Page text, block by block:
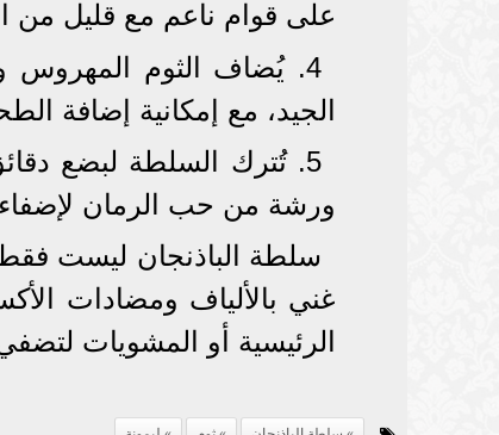
على قوام ناعم مع قليل من
4. يُضاف الثوم المهروس
الجيد، مع إمكانية إضافة
5. تُترك السلطة لبضع
ورشة من حب الرمان
سلطة الباذنجان ليست
غني بالألياف ومضادات
الرئيسية أو المشويات